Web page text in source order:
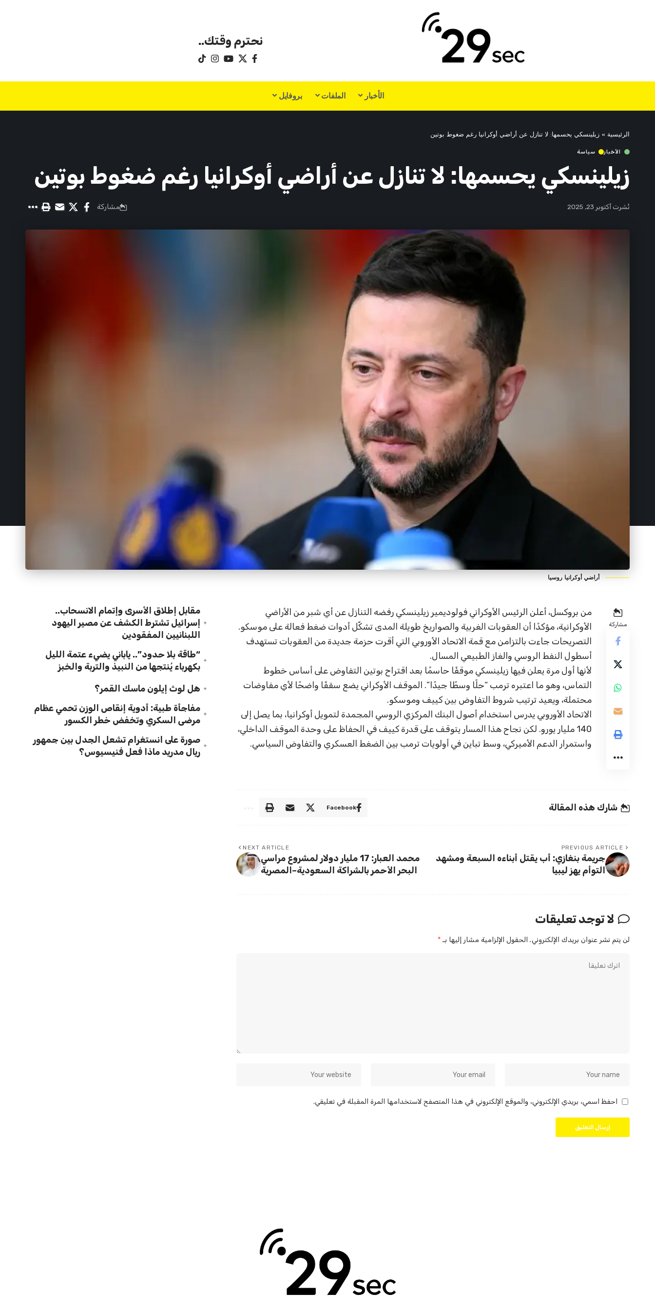
نحترم وقتك..
الأخبار الملفات بروفايل
الرئيسية » زيلينسكي يحسمها: لا تنازل عن أراضي أوكرانيا رغم ضغوط بوتين
الأخبار سياسة
زيلينسكي يحسمها: لا تنازل عن أراضي أوكرانيا رغم ضغوط بوتين
نُشرت أكتوبر 23, 2025 مشاركة
أراضي أوكرانيا روسيا
مشاركة
من بروكسل، أعلن الرئيس الأوكراني فولوديمير زيلينسكي رفضه التنازل عن أي شبر من الأراضي
الأوكرانية، مؤكدًا أن العقوبات الغربية والصواريخ طويلة المدى تشكّل أدوات ضغط فعالة على موسكو.
التصريحات جاءت بالتزامن مع قمة الاتحاد الأوروبي التي أقرت حزمة جديدة من العقوبات تستهدف
أسطول النفط الروسي والغاز الطبيعي المسال.
لأنها أول مرة يعلن فيها زيلينسكي موقفًا حاسمًا بعد اقتراح بوتين التفاوض على أساس خطوط
التماس، وهو ما اعتبره ترمب “حلًا وسطًا جيدًا”. الموقف الأوكراني يضع سقفًا واضحًا لأي مفاوضات
محتملة، ويعيد ترتيب شروط التفاوض بين كييف وموسكو.
الاتحاد الأوروبي يدرس استخدام أصول البنك المركزي الروسي المجمدة لتمويل أوكرانيا، بما يصل إلى
140 مليار يورو. لكن نجاح هذا المسار يتوقف على قدرة كييف في الحفاظ على وحدة الموقف الداخلي،
واستمرار الدعم الأميركي، وسط تباين في أولويات ترمب بين الضغط العسكري والتفاوض السياسي.
شارك هذه المقالة Facebook
PREVIOUS ARTICLE
جريمة بنغازي: أب يقتل أبناءه السبعة ومشهد
التوأم يهز ليبيا
NEXT ARTICLE
محمد العبار: 17 مليار دولار لمشروع مراسي
البحر الأحمر بالشراكة السعودية–المصرية
لا توجد تعليقات
لن يتم نشر عنوان بريدك الإلكتروني. الحقول الإلزامية مشار إليها بـ *
احفظ اسمي، بريدي الإلكتروني، والموقع الإلكتروني في هذا المتصفح لاستخدامها المرة المقبلة في تعليقي.
مقابل إطلاق الأسرى وإتمام الانسحاب..
إسرائيل تشترط الكشف عن مصير اليهود
اللبنانيين المفقودين
“طاقة بلا حدود”.. ياباني يضيء عتمة الليل
بكهرباء يُنتجها من النبيذ والتربة والخبز
هل لوث إيلون ماسك القمر؟
مفاجأة طبية: أدوية إنقاص الوزن تحمي عظام
مرضى السكري وتخفض خطر الكسور
صورة على انستغرام تشعل الجدل بين جمهور
ريال مدريد ماذا فعل فنيسيوس؟